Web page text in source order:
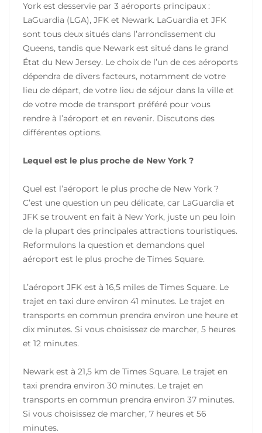
York est desservie par 3 aéroports principaux :
LaGuardia (LGA), JFK et Newark. LaGuardia et JFK
sont tous deux situés dans l’arrondissement du
Queens, tandis que Newark est situé dans le grand
État du New Jersey. Le choix de l’un de ces aéroports
dépendra de divers facteurs, notamment de votre
lieu de départ, de votre lieu de séjour dans la ville et
de votre mode de transport préféré pour vous
rendre à l’aéroport et en revenir. Discutons des
différentes options.
Lequel est le plus proche de New York ?
Quel est l’aéroport le plus proche de New York ?
C’est une question un peu délicate, car LaGuardia et
JFK se trouvent en fait à New York, juste un peu loin
de la plupart des principales attractions touristiques.
Reformulons la question et demandons quel
aéroport est le plus proche de Times Square.
L’aéroport JFK est à 16,5 miles de Times Square. Le
trajet en taxi dure environ 41 minutes. Le trajet en
transports en commun prendra environ une heure et
dix minutes. Si vous choisissez de marcher, 5 heures
et 12 minutes.
Newark est à 21,5 km de Times Square. Le trajet en
taxi prendra environ 30 minutes. Le trajet en
transports en commun prendra environ 37 minutes.
Si vous choisissez de marcher, 7 heures et 56
minutes.